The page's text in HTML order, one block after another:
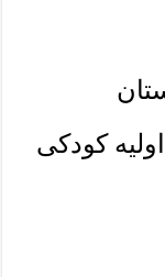
کودکی